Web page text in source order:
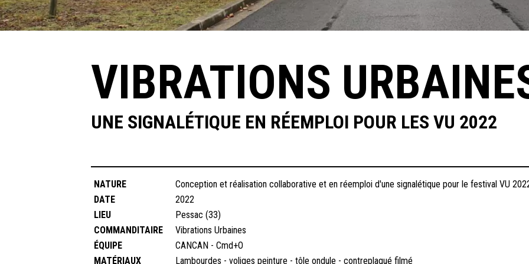
VIBRATIONS
UNE SIGNALÉTIQUE EN RÉEMPLOI POUR LES VU 2022
NATURE
Conception et réalisation collaborative et en réemploi d'une signalétique pour le festival VU
DATE
2022
LIEU
Pessac (33)
COMMANDITAIRE
Vibrations Urbaines
ÉQUIPE
CANCAN - Cmd+O
MATÉRIAUX
Lambourdes - voliges peinture - tôle ondule - contreplaqué filmé